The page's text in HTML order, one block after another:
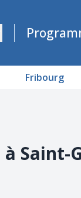
Fribourg